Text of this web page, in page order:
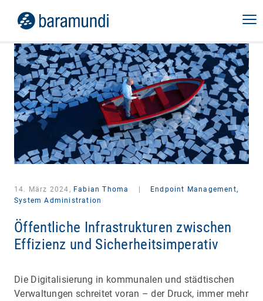
14. März 2024, Fabian Thoma
Endpoint Management,
System Administration
Öffentliche Infrastrukturen zwischen
Effizienz und Sicherheitsimperativ
Die Digitalisierung in kommunalen und städtischen
Verwaltungen schreitet voran – der Druck, immer mehr